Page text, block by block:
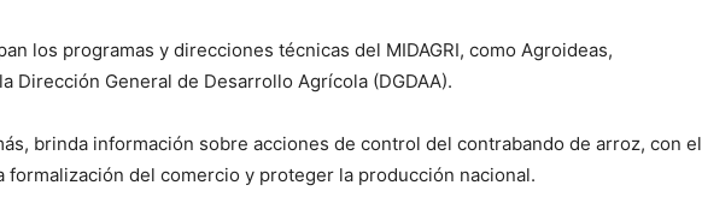
los programas y direcciones técnicas del MIDAGRI, como Agroideas,
Dirección General de Desarrollo Agrícola (DGDAA).
brinda información sobre acciones de control del contrabando de arroz, con el
formalización del comercio y proteger la producción nacional.